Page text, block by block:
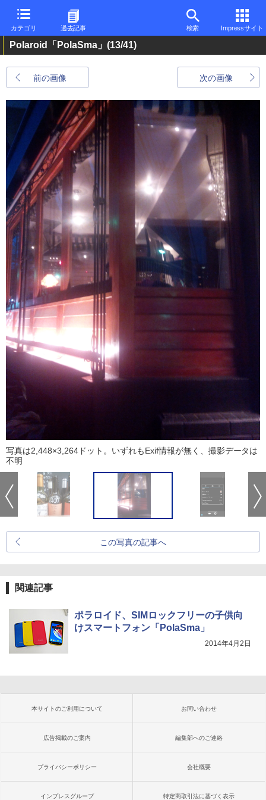
カテゴリ 過去記事 検索 Impressサイト
Polaroid「PolaSma」 (13/41)
前の画像 次の画像
写真は2,448×3,264ドット。いずれもExif情報が無く、撮影データは
不明
この写真の記事へ
関連記事
ポラロイド、SIMロックフリーの子供向
けスマートフォン「PolaSma」
2014年4月2日
本サイトのご利用について お問い合わせ
広告掲載のご案内 編集部へのご連絡
プライバシーポリシー 会社概要
インプレスグループ 特定商取引法に基づく表示